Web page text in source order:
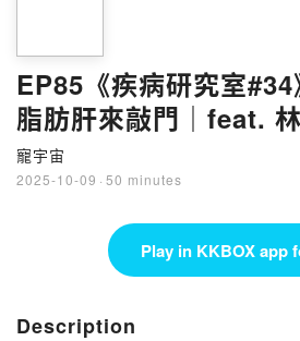
EP85《疾病研究室#34
脂肪肝來敲門｜feat.
寵宇宙
2025-10-09 · 50 minutes
Play in KKBOX app
Description